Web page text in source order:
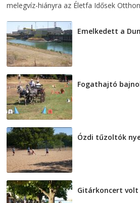
melegvíz-hiányra az Életfa Idősek
Emelkedett a
Fogathajtó
Ózdi tűzoltók
Gitárkoncert volt